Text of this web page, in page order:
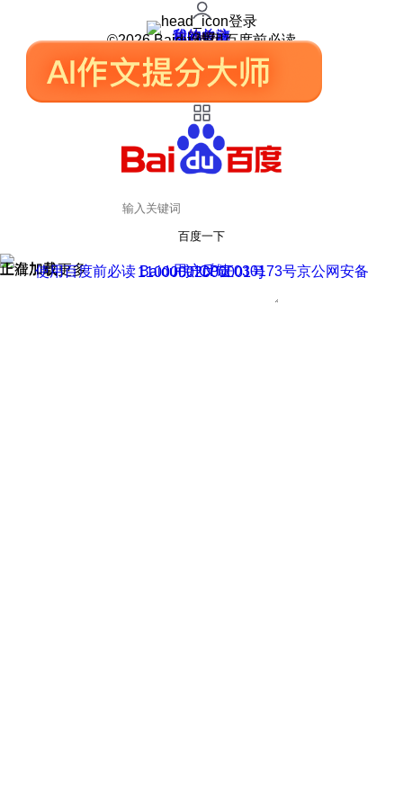
登录
我的关注
我的收藏
皮肤中心
用户反馈
设置
©2026 Baidu 使用百度前必读
百度一下
正在加载
上滑加载更多 用户反馈
使用百度前必读 Baidu 京ICP证030173号
京公网安备11000002000001号